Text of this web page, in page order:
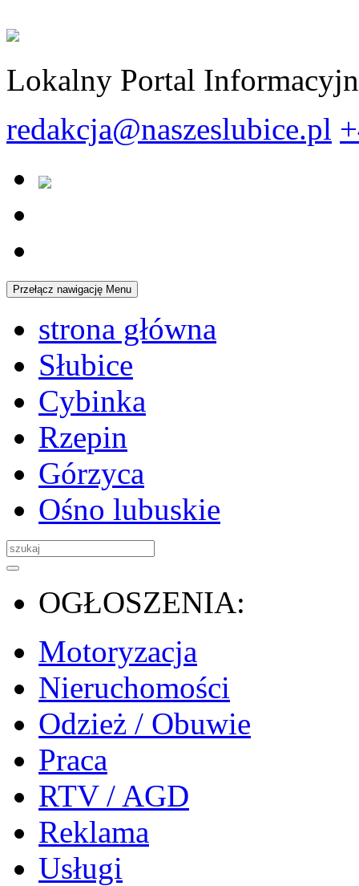
Lokalny Portal
redakcja@naszeslubice.pl
Przełącz nawigację Menu
strona główna
Słubice
Cybinka
Rzepin
Górzyca
Ośno lubuskie
OGŁOSZENIA:
Motoryzacja
Nieruchomości
Odzież / Obuwie
Praca
RTV / AGD
Reklama
Usługi